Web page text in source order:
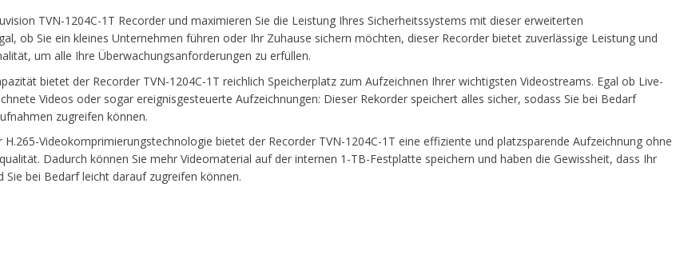
TVN-1204C-1T Recorder und maximieren Sie die Leistung Ihres Sicherheitssystems mit dieser erweiterten
ob Sie ein kleines Unternehmen führen oder Ihr Zuhause sichern möchten, dieser Recorder bietet zuverlässige Leistung und
um alle Ihre Überwachungsanforderungen zu erfüllen.
bietet der Recorder TVN-1204C-1T reichlich Speicherplatz zum Aufzeichnen Ihrer wichtigsten Videostreams. Egal ob Live-
Videos oder sogar ereignisgesteuerte Aufzeichnungen: Dieser Rekorder speichert alles sicher, sodass Sie bei Bedarf
zugreifen können.
H.265-Videokomprimierungstechnologie bietet der Recorder TVN-1204C-1T eine effiziente und platzsparende Aufzeichnung ohne
Dadurch können Sie mehr Videomaterial auf der internen 1-TB-Festplatte speichern und haben die Gewissheit, dass Ihr
Sie bei Bedarf leicht darauf zugreifen können.